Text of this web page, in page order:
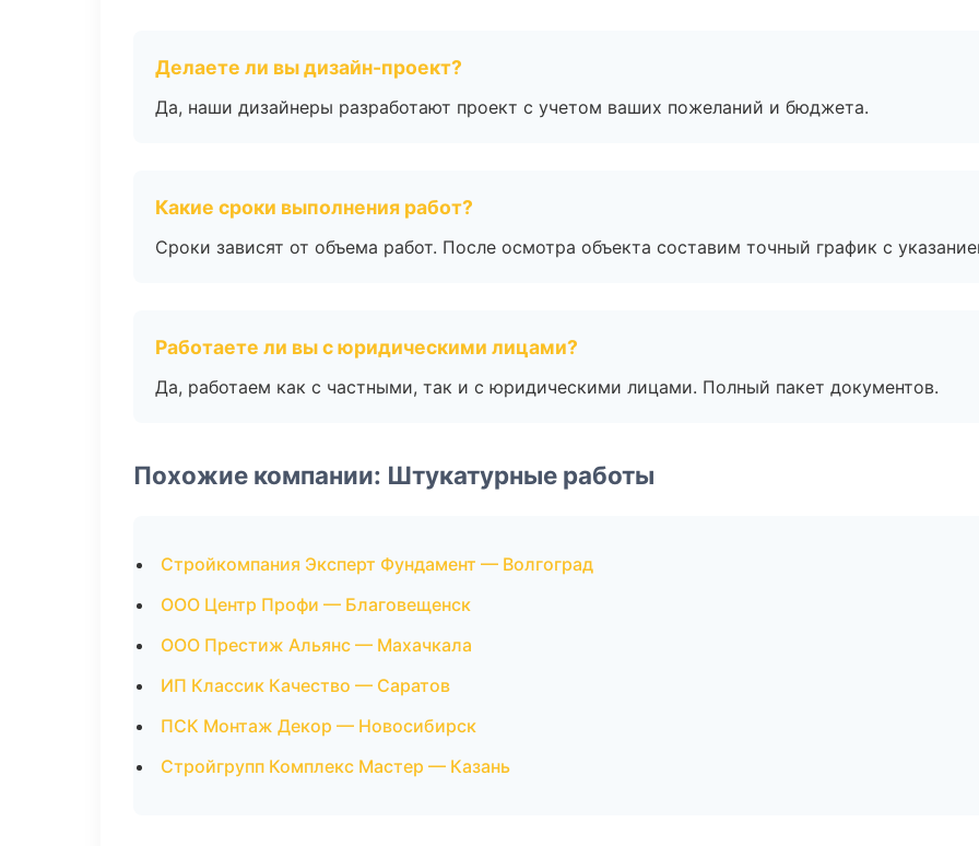
Делаете ли вы дизайн-проект?
Да, наши дизайнеры разработают проект с учетом ваших пожеланий и бюджета.
Какие сроки выполнения работ?
Сроки зависят от объема работ. После осмотра объекта составим точный график с
Работаете ли вы с юридическими лицами?
Да, работаем как с частными, так и с юридическими лицами. Полный пакет документов.
Похожие компании: Штукатурные работы
Стройкомпания Эксперт Фундамент — Волгоград
ООО Центр Профи — Благовещенск
ООО Престиж Альянс — Махачкала
ИП Классик Качество — Саратов
ПСК Монтаж Декор — Новосибирск
Стройгрупп Комплекс Мастер — Казань